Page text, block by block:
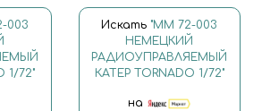
003
1/72"
Искать "MM 72-003
НЕМЕЦКИЙ
РАДИОУПРАВЛЯЕМЫЙ
КАТЕР TORNADO 1/72"
на